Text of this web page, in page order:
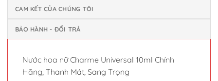
CAM KẾT CỦA CHÚNG TÔI
BẢO HÀNH - ĐỔI TRẢ
Nước hoa nữ Charme Universal 10ml Chính
Hãng, Thanh Mát, Sang Trọng